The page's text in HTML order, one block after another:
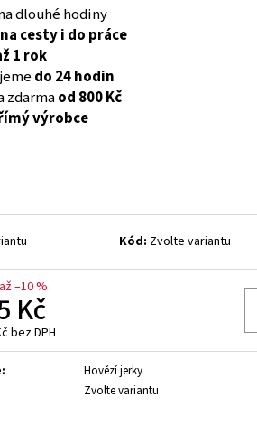
dlouhé hodiny
na cesty i do práce
1 rok
do 24 hodin
zdarmaod 800 Kč
výrobce
Kód: Zvolte variantu
až –10 %
Kč
bez DPH
:
Hovězí jerky
Zvolte variantu
NATURAL
35 Kč
Původně: